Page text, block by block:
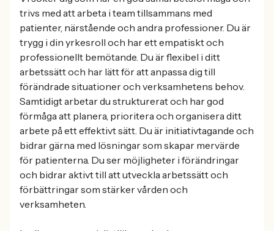
trivs med att arbeta i team tillsammans med
patienter, närstående och andra professioner. Du är
trygg i din yrkesroll och har ett empatiskt och
professionellt bemötande. Du är flexibel i ditt
arbetssätt och har lätt för att anpassa dig till
förändrade situationer och verksamhetens behov.
Samtidigt arbetar du strukturerat och har god
förmåga att planera, prioritera och organisera ditt
arbete på ett effektivt sätt. Du är initiativtagande och
bidrar gärna med lösningar som skapar mervärde
för patienterna. Du ser möjligheter i förändringar
och bidrar aktivt till att utveckla arbetssätt och
förbättringar som stärker vården och
verksamheten.